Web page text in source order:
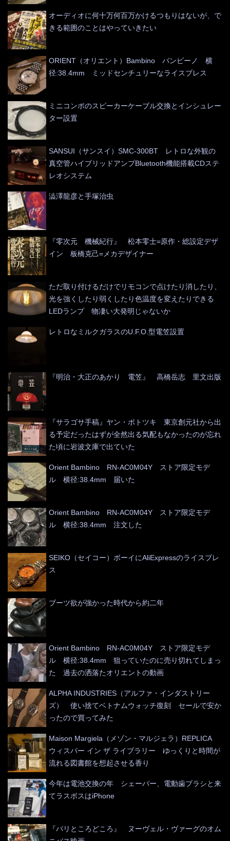
オーディオに何十万何百万かけるつもりはないが、で
きる範囲のことはやっていきたい
ORIENT（オリエント）Bambino バンビーノ 横
径:38.4mm ミッドセンチュリーなライスブレス
ミニコンポのスピーカーケーブル交換とインシュレー
ター設置
SANSUI（サンスイ）SMC-300BT レトロな外観の
真空管ハイブリッドアンプBluetooth機能搭載CDステ
レオシステム
澁澤龍彦と手塚治虫
『零次元 機械紀行』 松本零士=原作・総設定デザ
イン 板橋克己=メカデザイナー
ただ取り付けるだけでリモコンで点けたり消したり、
光を強くしたり弱くしたり色温度を変えたりできる
LEDランプ 物凄い大発明じゃないか
レトロなミルクガラスのU.F.O.型電笠設置
『明治・大正のあかり 電笠』 高橋岳志 里文出版
『サラゴサ手稿』ヤン・ポトツキ 東京創元社から出
る予定だったはずが全然出る気配もなかったのが忘れ
た頃に岩波文庫で出ていた
Orient Bambino RN-AC0M04Y ストア限定モデ
ル 横径:38.4mm 届いた
Orient Bambino RN-AC0M04Y ストア限定モデ
ル 横径:38.4mm 注文した
SEIKO（セイコー）ボーイにAliExpressのライスブレ
ス
ブーツ欲が強かった時代から約二年
Orient Bambino RN-AC0M04Y ストア限定モデ
ル 横径:38.4mm 狙っていたのに売り切れてしまっ
た 過去の洒落たオリエントの動画
ALPHA INDUSTRIES（アルファ・インダストリー
ズ） 使い捨てベトナムウォッチ復刻 セールで安か
ったので買ってみた
Maison Margiela（メゾン・マルジェラ）REPLICA
ウィスパー イン ザ ライブラリー ゆっくりと時間が
流れる図書館を想起させる香り
今年は電池交換の年 シェーバー、電動歯ブラシと来
てラスボスはiPhone
『パリところどころ』 ヌーヴェル・ヴァーグのオム